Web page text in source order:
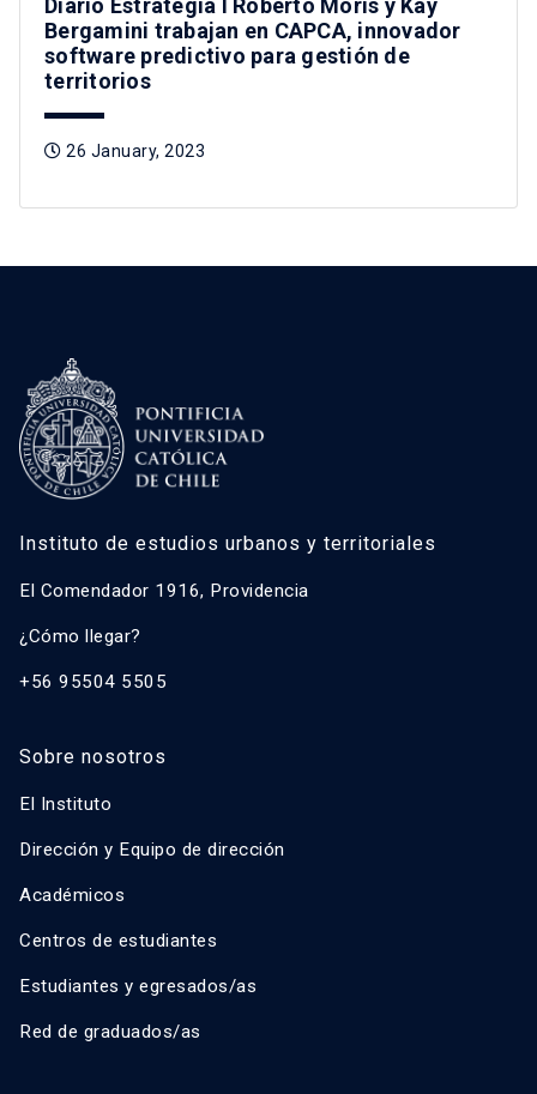
Diario Estrategia I Roberto Moris y Kay
Bergamini trabajan en CAPCA, innovador
software predictivo para gestión de
territorios
26 January, 2023
Instituto de estudios urbanos y territoriales
El Comendador 1916, Providencia
¿Cómo llegar?
+56 95504 5505
Sobre nosotros
El Instituto
Dirección y Equipo de dirección
Académicos
Centros de estudiantes
Estudiantes y egresados/as
Red de graduados/as